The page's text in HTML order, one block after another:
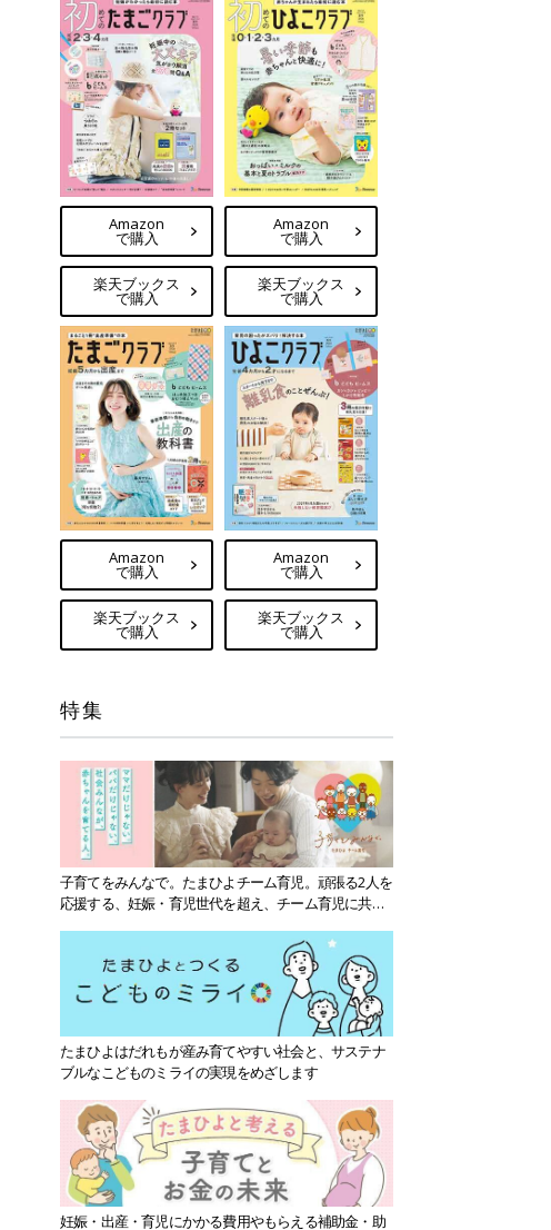
Amazon
で購入
楽天ブックス
で購入
Amazon
で購入
楽天ブックス
で購入
Amazon
で購入
楽天ブックス
で購入
Amazon
で購入
楽天ブックス
で購入
特集
子育てをみんなで。たまひよチーム育児。頑張る2人を
応援する、妊娠・育児世代を超え、チーム育児に共感
たまひよはだれもが産み育てやすい社会と、サステナ
ブルなこどものミライの実現をめざします
妊娠・出産・育児にかかる費用やもらえる補助金・助